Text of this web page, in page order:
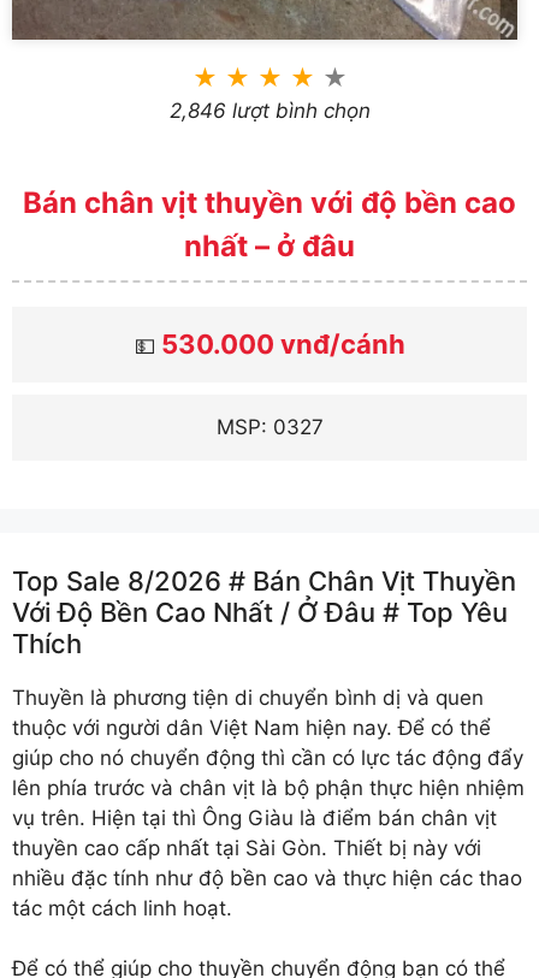
★ ★ ★ ★ ★
2,846 lượt bình chọn
Bán chân vịt thuyền với độ bền cao
nhất – ở đâu
💵 530.000 vnđ/cánh
MSP: 0327
Top Sale 8/2026 # Bán Chân Vịt Thuyền
Với Độ Bền Cao Nhất /️ Ở Đâu # Top Yêu
Thích
Thuyền là phương tiện di chuyển bình dị và quen
thuộc với người dân Việt Nam hiện nay. Để có thể
giúp cho nó chuyển động thì cần có lực tác động đẩy
lên phía trước và chân vịt là bộ phận thực hiện nhiệm
vụ trên. Hiện tại thì Ông Giàu là điểm bán chân vịt
thuyền cao cấp nhất tại Sài Gòn. Thiết bị này với
nhiều đặc tính như độ bền cao và thực hiện các thao
tác một cách linh hoạt.
Để có thể giúp cho thuyền chuyển động bạn có thể